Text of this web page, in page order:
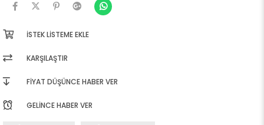
İSTEK LISTEME EKLE
KARŞILAŞTIR
FIYAT DÜŞÜNCE HABER VER
GELINCE HABER VER